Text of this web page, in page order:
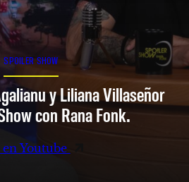
SPOILER SHOW
y Liliana Villaseñor
con Rana Fonk.
Youtube